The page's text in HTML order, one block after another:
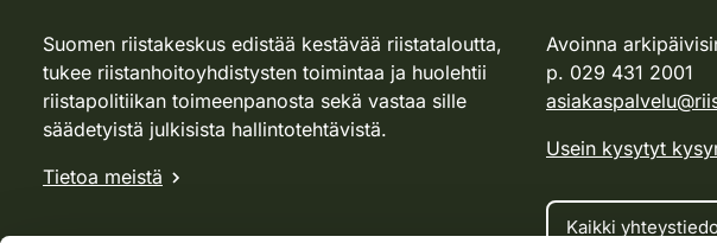
Suomen riistakeskus edistää kestävää riistataloutta,
tukee riistanhoitoyhdistysten toimintaa ja huolehtii
riistapolitiikan toimeenpanosta sekä vastaa sille
säädetyistä julkisista hallintotehtävistä.
Tietoa meistä
Avoinna
p. 029 431 2001
Usein kysytyt
Kaikki